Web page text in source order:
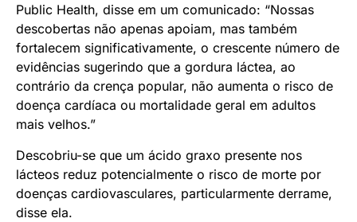
Public Health, disse em um comunicado: “Nossas
descobertas não apenas apoiam, mas também
fortalecem significativamente, o crescente número de
evidências sugerindo que a gordura láctea, ao
contrário da crença popular, não aumenta o risco de
doença cardíaca ou mortalidade geral em adultos
mais velhos.”
Descobriu-se que um ácido graxo presente nos
lácteos reduz potencialmente o risco de morte por
doenças cardiovasculares, particularmente derrame,
disse ela.